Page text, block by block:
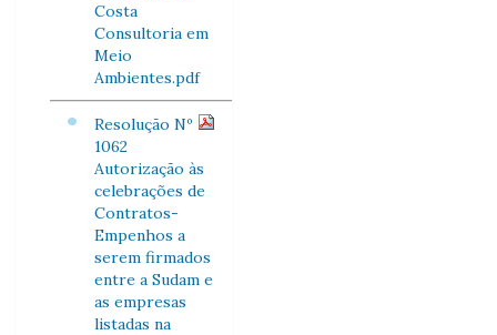
Costa
Consultoria em
Meio
Ambientes.pdf
Resolução Nº
1062
Autorização às
celebrações de
Contratos-
Empenhos a
serem firmados
entre a Sudam e
as empresas
listadas na